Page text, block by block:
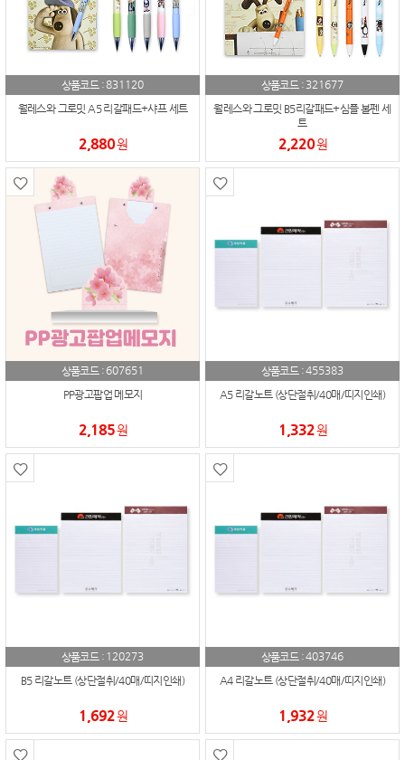
상품코드 :831120
월레스와 그로밋 A5 리갈패드+샤프 세트
2,880원
상품코드 : 321677
월레스와 그로밋 B5리갈패드+심플 볼펜 세
트
2,220원
상품코드 : 607651
PP광고팝업 메모지
2,185원
상품코드 :455383
A5 리갈노트 (상단절취/40매/띠지인쇄)
1,332원
상품코드 : 120273
B5 리갈노트 (상단절취/40매/띠지인쇄)
1,692원
상품코드 :403746
A4 리갈노트 (상단절취/40매/띠지인쇄)
1,932원